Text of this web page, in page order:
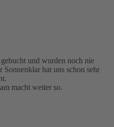
und wurden noch nie
Sonnenklar hat uns schon sehr
macht weiter so.